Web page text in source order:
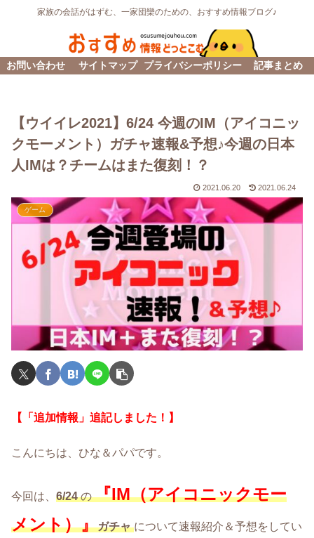
家族の会話がはずむ、一家団欒のための、おすすめ情報ブログ♪
お問い合わせ サイトマップ プライバシーポリシー 記事まとめ
【ウイイレ2021】6/24 今週のIM（アイコニッ
クモーメント）ガチャ速報&予想♪今週の日本
人IMは？チームはまた復刻！？
2021.06.20 2021.06.24
ゲーム
【「追加情報」追記しました！】
こんにちは、ひな＆パパです。
今回は、 6/24の『IM（アイコニックモー
メント）』ガチャについて速報紹介＆予想をしてい